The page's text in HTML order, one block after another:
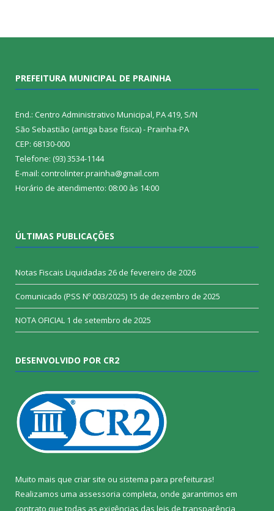
PREFEITURA MUNICIPAL DE PRAINHA
End.: Centro Administrativo Municipal, PA 419, S/N
São Sebastião (antiga base física) - Prainha-PA
CEP: 68130-000
Telefone: (93) 3534-1144
E-mail: controlinter.prainha@gmail.com
Horário de atendimento: 08:00 às 14:00
ÚLTIMAS PUBLICAÇÕES
Notas Fiscais Liquidadas 26 de fevereiro de 2026
Comunicado (PSS Nº 003/2025) 15 de dezembro de 2025
NOTA OFICIAL 1 de setembro de 2025
DESENVOLVIDO POR CR2
Muito mais que criar site ou sistema para prefeituras!
Realizamos uma assessoria completa, onde garantimos em
contrato que todas as exigências das leis de transparência